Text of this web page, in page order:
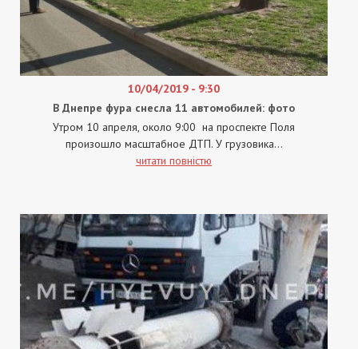
10/04/2019 - 9:30
В Днепре фура снесла 11 автомобилей: фото
Утром 10 апреля, около 9:00 на проспекте Поля
произошло масштабное ДТП. У грузовика...
читати повністю